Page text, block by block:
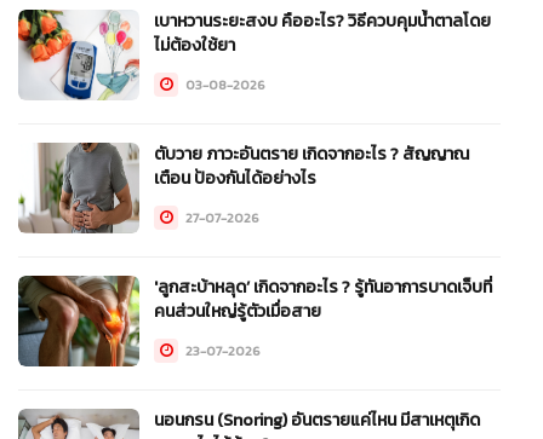
เบาหวานระยะสงบ คืออะไร? วิธีควบคุมน้ำตาลโดย
ไม่ต้องใช้ยา
03-08-2026
ตับวาย ภาวะอันตราย เกิดจากอะไร ? สัญญาณ
เตือน ป้องกันได้อย่างไร
27-07-2026
'ลูกสะบ้าหลุด’ เกิดจากอะไร ? รู้ทันอาการบาดเจ็บที่
คนส่วนใหญ่รู้ตัวเมื่อสาย
23-07-2026
นอนกรน (Snoring) อันตรายแค่ไหน มีสาเหตุเกิด